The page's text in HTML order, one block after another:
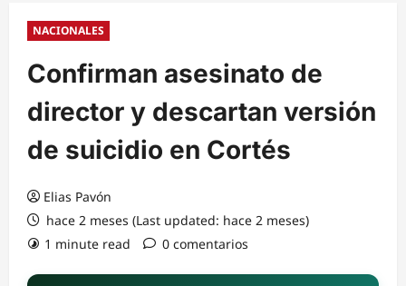
NACIONALES
Confirman asesinato de
director y descartan versión
de suicidio en Cortés
Elias Pavón
hace 2 meses (Last updated: hace 2 meses)
1 minute read
0 comentarios